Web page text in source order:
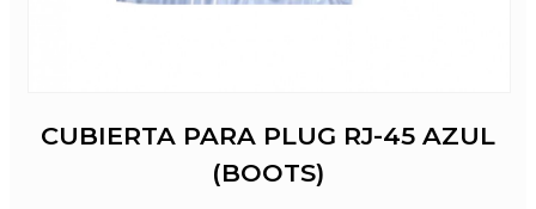
CUBIERTA PARA PLUG RJ-45 AZUL
(BOOTS)